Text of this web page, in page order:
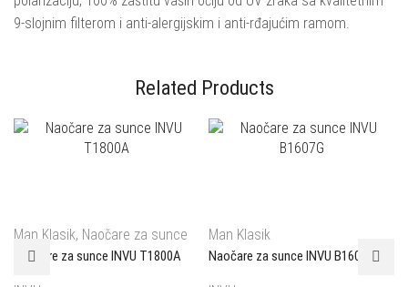
9-slojnim filterom i anti-alergijskim i anti-rđajućim ramom.
Related Products
Man Klasik, Naočare za sunce
Naočare za sunce INVU T1800A
Man Klasik
Naočare za sunce INVU B1607G